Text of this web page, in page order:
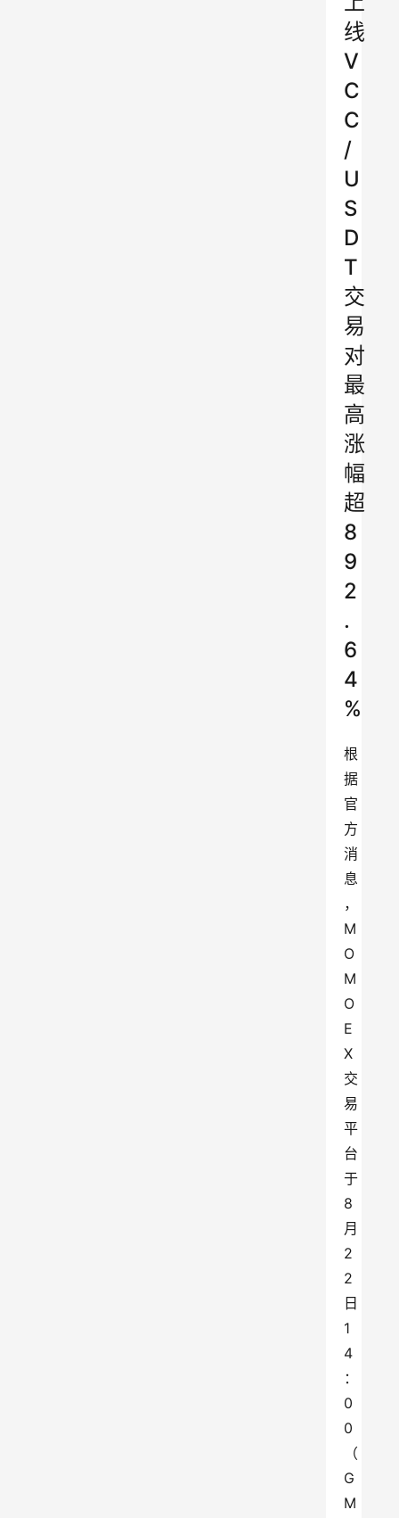
线
V
C
C
/
U
S
D
T
交
易
对
最
高
涨
幅
超
8
9
2
.
6
4
%
根
据
官
方
消
息
，
M
O
M
O
E
X
交
易
平
台
于
8
月
2
2
日
1
4
：
0
0
（
G
M